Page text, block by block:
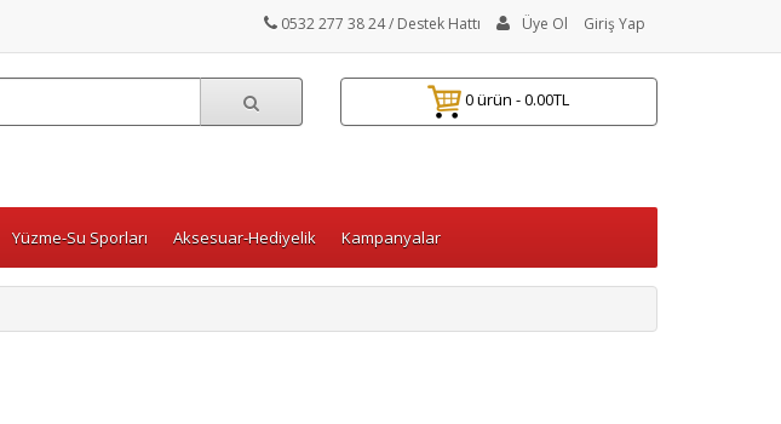
0532 277 38 24/ Destek Hattı Üye Ol Giriş Yap
0 ürün - 0.00TL
Yüzme-Su Sporları Aksesuar-Hediyelik Kampanyalar